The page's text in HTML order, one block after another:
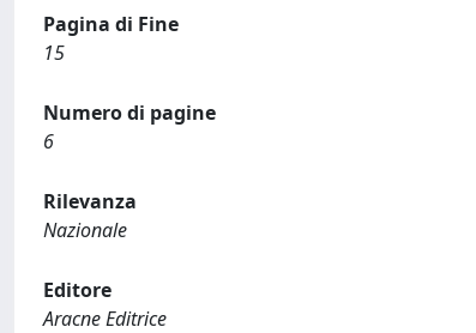
Pagina di Fine
15
Numero di pagine
6
Rilevanza
Nazionale
Editore
Aracne Editrice